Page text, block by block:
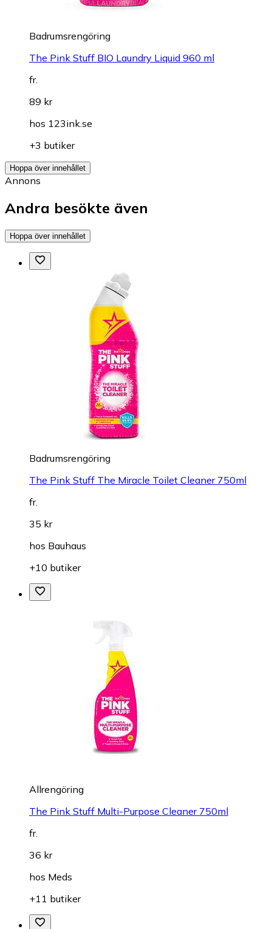
Badrumsrengöring
The Pink Stuff BIO Laundry Liquid 960 ml
fr.
89 kr
hos 123ink.se
+3 butiker
Hoppa över innehållet
Annons
Andra besökte även
Hoppa över innehållet
Badrumsrengöring
The Pink Stuff The Miracle Toilet Cleaner 750ml
fr.
35 kr
hos Bauhaus
+10 butiker
Allrengöring
The Pink Stuff Multi-Purpose Cleaner 750ml
fr.
36 kr
hos Meds
+11 butiker